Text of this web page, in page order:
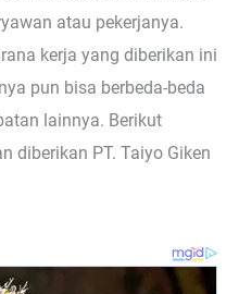
atau pekerjanya.
kerja yang diberikan ini
pun bisa berbeda-beda
lainnya. Berikut
diberikan PT. Taiyo Giken